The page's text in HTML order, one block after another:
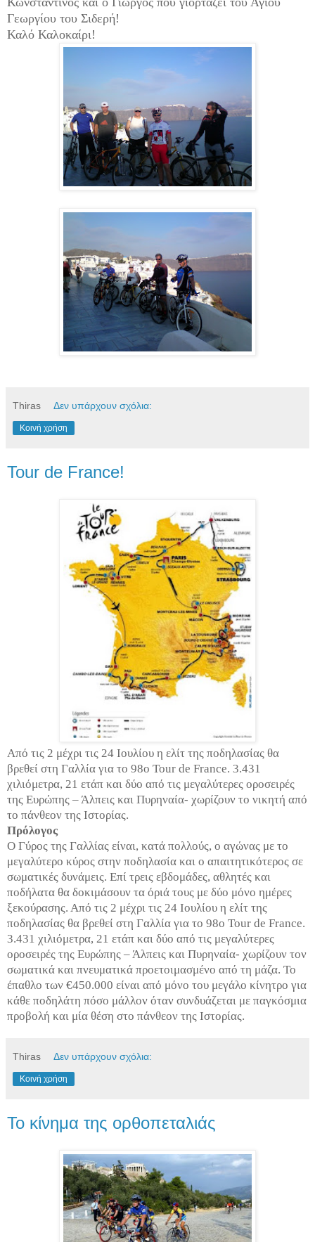
Γεωργίου του Σιδερή!
Καλό Καλοκαίρι!
Thiras Δεν υπάρχουν σχόλια:
Κοινή χρήση
Tour de France!
Από τις 2 μέχρι τις 24 Ιουλίου η ελίτ της ποδηλασίας θα
βρεθεί στη Γαλλία για το 98ο Tour de France. 3.431
χιλιόμετρα, 21 ετάπ και δύο από τις μεγαλύτερες οροσειρές
της Ευρώπης – Άλπεις και Πυρηναία- χωρίζουν το νικητή από
το πάνθεον της Ιστορίας.
Πρόλογος
Ο Γύρος της Γαλλίας είναι, κατά πολλούς, ο αγώνας με το
μεγαλύτερο κύρος στην ποδηλασία και ο απαιτητικότερος σε
σωματικές δυνάμεις. Επί τρεις εβδομάδες, αθλητές και
ποδήλατα θα δοκιμάσουν τα όριά τους με δύο μόνο ημέρες
ξεκούρασης. Από τις 2 μέχρι τις 24 Ιουλίου η ελίτ της
ποδηλασίας θα βρεθεί στη Γαλλία για το 98ο Tour de France.
3.431 χιλιόμετρα, 21 ετάπ και δύο από τις μεγαλύτερες
οροσειρές της Ευρώπης – Άλπεις και Πυρηναία- χωρίζουν τον
σωματικά και πνευματικά προετοιμασμένο από τη μάζα. Το
έπαθλο των €450.000 είναι από μόνο του μεγάλο κίνητρο για
κάθε ποδηλάτη πόσο μάλλον όταν συνδυάζεται με παγκόσμια
προβολή και μία θέση στο πάνθεον της Ιστορίας.
Thiras Δεν υπάρχουν σχόλια:
Κοινή χρήση
Το κίνημα της ορθοπεταλιάς